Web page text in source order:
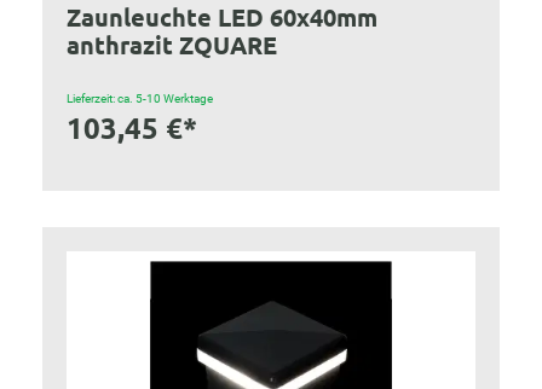
Zaunleuchte LED 60x40mm
anthrazit ZQUARE
Lieferzeit: ca. 5-10 Werktage
103,45 €*